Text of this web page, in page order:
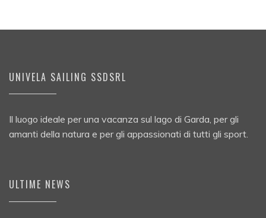
UNIVELA SAILING SSDSRL
Il luogo ideale per una vacanza sul lago di Garda, per gli
amanti della natura e per gli appassionati di tutti gli sport.
ULTIME NEWS